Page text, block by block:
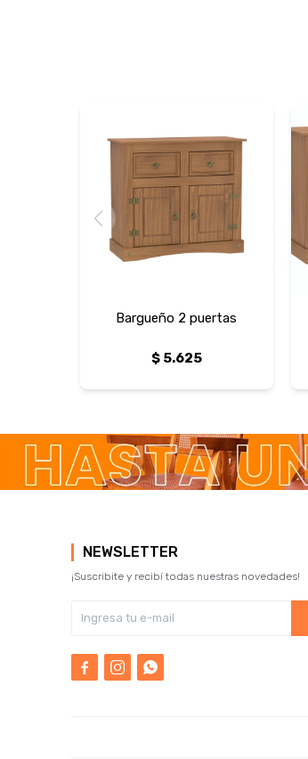
Bargueño 2 puertas
$ 5.625
NEWSLETTER
¡Suscribite y recibí todas nuestras novedades!
  